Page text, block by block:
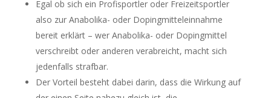
Egal ob sich ein Profisportler oder Freizeitsportler
also zur Anabolika- oder Dopingmitteleinnahme
bereit erklärt – wer Anabolika- oder Dopingmittel
verschreibt oder anderen verabreicht, macht sich
jedenfalls strafbar.
Der Vorteil besteht dabei darin, dass die Wirkung auf